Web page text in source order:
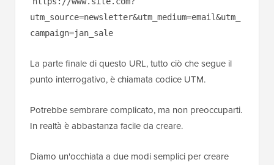
utm_source=newsletter&utm_medium=email&utm_
campaign=jan_sale
La parte finale di questo URL, tutto ciò che segue il
punto interrogativo, è chiamata codice UTM.
Potrebbe sembrare complicato, ma non preoccuparti.
In realtà è abbastanza facile da creare.
Diamo un'occhiata a due modi semplici per creare